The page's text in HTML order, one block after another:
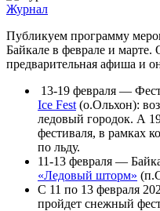
Журнал
Публикуем программу
Байкале в феврале и
предварительная афиша и
13-19 февраля —
Ice Fest (о.Ольхон):
ледовый городок. А
фестиваля, в рамках
по льду.
11-13 февраля —
«Ледовый шторм»
С 11 по 13 февраля
пройдет снежный